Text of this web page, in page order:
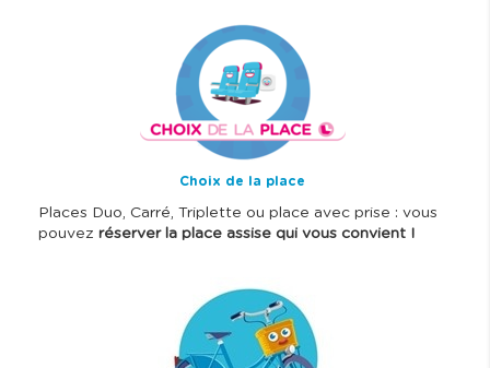
Choix de la place
Places Duo, Carré, Triplette ou place avec prise : vous
pouvez réserver la place assise qui vous convient !